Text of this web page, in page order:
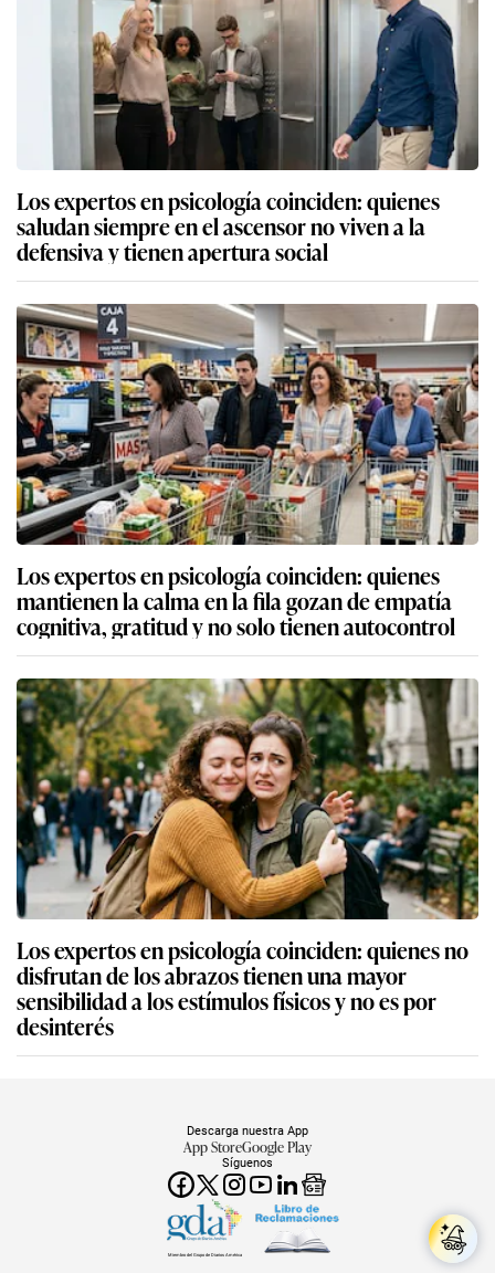
Los expertos en psicología coinciden: quienes
saludan siempre en el ascensor no viven a la
defensiva y tienen apertura social
Los expertos en psicología coinciden: quienes
mantienen la calma en la fila gozan de empatía
cognitiva, gratitud y no solo tienen autocontrol
Los expertos en psicología coinciden: quienes no
disfrutan de los abrazos tienen una mayor
sensibilidad a los estímulos físicos y no es por
desinterés
Síguenos
Descarga nuestra App
App StoreGoogle Play
Miembro del Grupo de Diarios América